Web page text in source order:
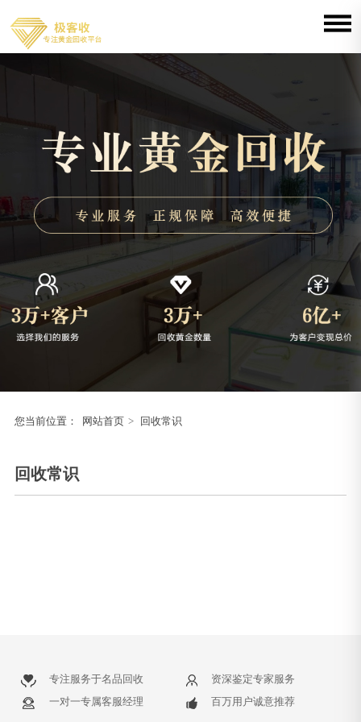
您当前位置： 网站首页 > 回收常识
回收常识
专注服务于名品回收
资深鉴定专家服务
一对一专属客服经理
百万用户诚意推荐